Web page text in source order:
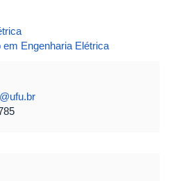
Engenharia Elétrica